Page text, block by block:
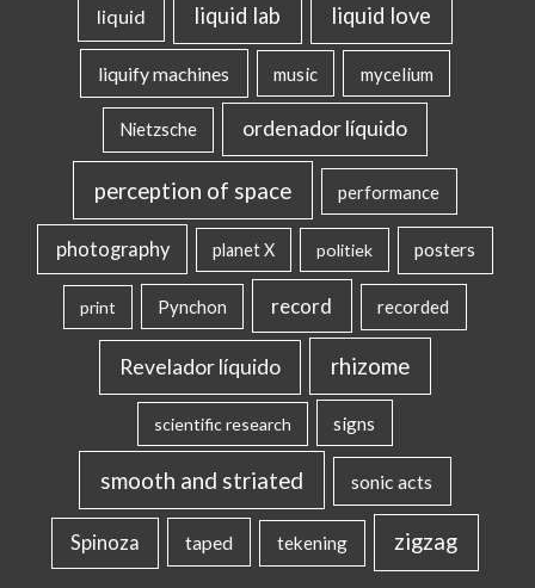
liquid liquid lab liquid love
liquify machines music mycelium
Nietzsche ordenador líquido
perception of space performance
photography planet X politiek posters
print Pynchon record recorded
Revelador líquido rhizome
scientific research signs
smooth and striated sonic acts
Spinoza taped tekening zigzag